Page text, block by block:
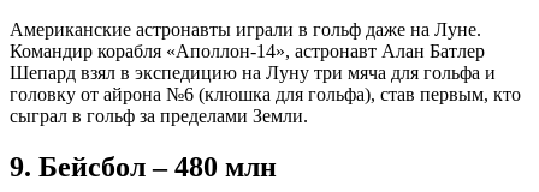
Американские астронавты играли в гольф даже на Луне.
Командир корабля «Аполлон-14», астронавт Алан Батлер
Шепард взял в экспедицию на Луну три мяча для гольфа и
головку от айрона №6 (клюшка для гольфа), став первым, кто
сыграл в гольф за пределами Земли.
9. Бейсбол – 480 млн